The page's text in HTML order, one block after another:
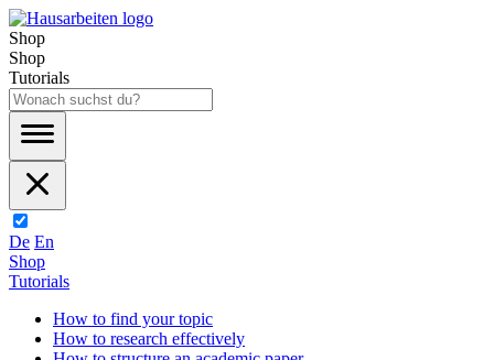
Shop
Shop
Tutorials
De En
Shop
Tutorials
How to find your topic
How to research effectively